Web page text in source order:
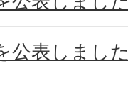
公表しまし